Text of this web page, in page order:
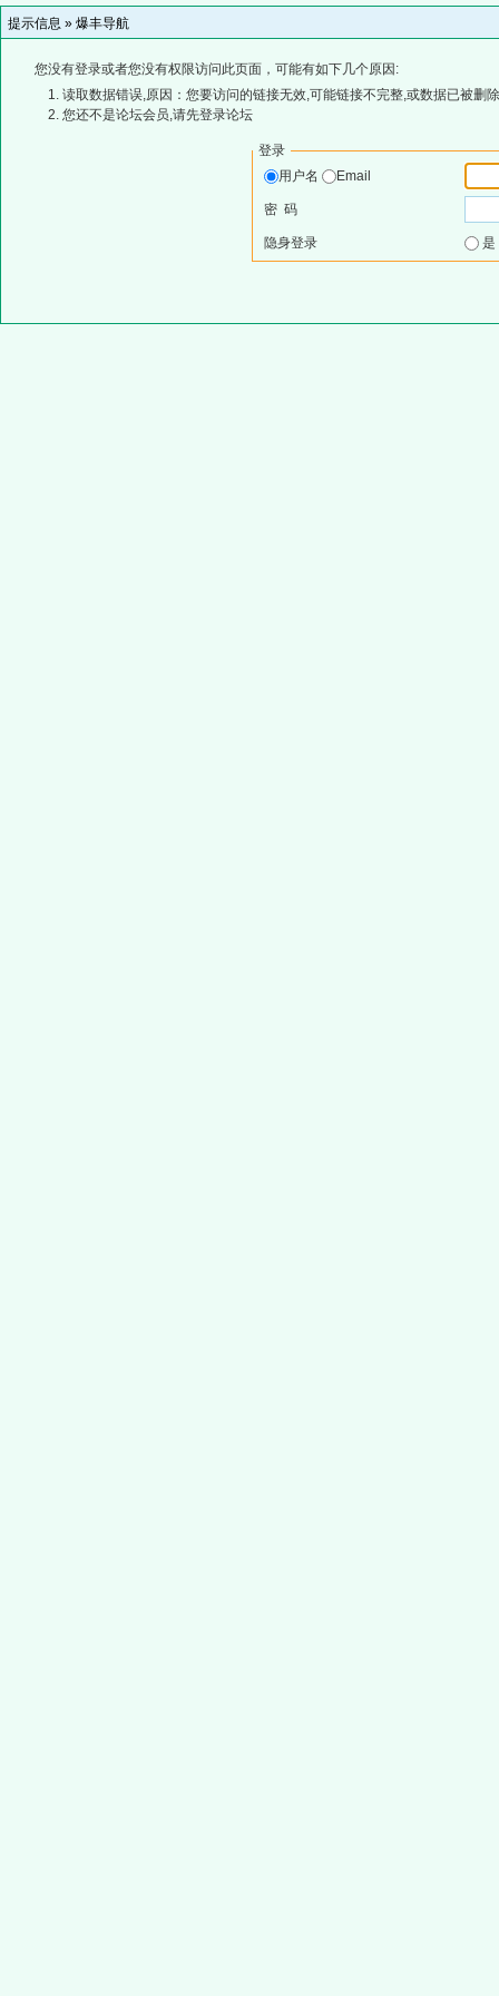
提示信息 » 爆丰导航
您没有登录或者您没有权限访问此页面，可能有如下几个原因:
读取数据错误,原因：您要访问的链接无效,可能链接不完整,或数据已被删
您还不是论坛会员,请先登录论坛
登录
用户名
Email
密 码
隐身登录